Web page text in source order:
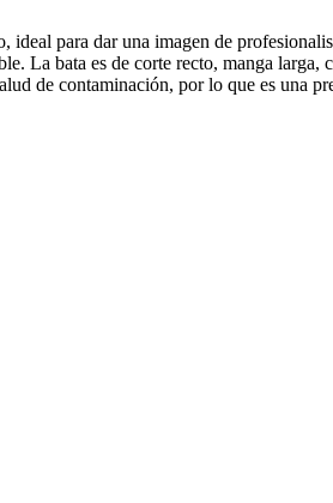
para dar una imagen de
La bata es de corte recto, manga larga,
de contaminación, por lo que es una